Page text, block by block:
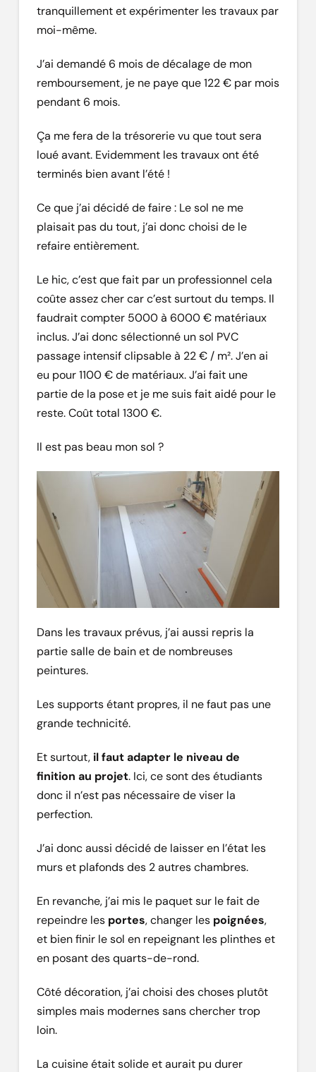
tranquillement et expérimenter les travaux par
moi-même.
J’ai demandé 6 mois de décalage de mon
remboursement, je ne paye que 122 € par mois
pendant 6 mois.
Ça me fera de la trésorerie vu que tout sera
loué avant. Evidemment les travaux ont été
terminés bien avant l’été !
Ce que j’ai décidé de faire : Le sol ne me
plaisait pas du tout, j’ai donc choisi de le
refaire entièrement.
Le hic, c’est que fait par un professionnel cela
coûte assez cher car c’est surtout du temps. Il
faudrait compter 5000 à 6000 € matériaux
inclus. J’ai donc sélectionné un sol PVC
passage intensif clipsable à 22 € / m². J’en ai
eu pour 1100 € de matériaux. J’ai fait une
partie de la pose et je me suis fait aidé pour le
reste. Coût total 1300 €.
Il est pas beau mon sol ?
Dans les travaux prévus, j’ai aussi repris la
partie salle de bain et de nombreuses
peintures.
Les supports étant propres, il ne faut pas une
grande technicité.
Et surtout, il faut adapter le niveau de
finition au projet. Ici, ce sont des étudiants
donc il n’est pas nécessaire de viser la
perfection.
J’ai donc aussi décidé de laisser en l’état les
murs et plafonds des 2 autres chambres.
En revanche, j’ai mis le paquet sur le fait de
repeindre les portes, changer les poignées,
et bien finir le sol en repeignant les plinthes et
en posant des quarts-de-rond.
Côté décoration, j’ai choisi des choses plutôt
simples mais modernes sans chercher trop
loin.
La cuisine était solide et aurait pu durer